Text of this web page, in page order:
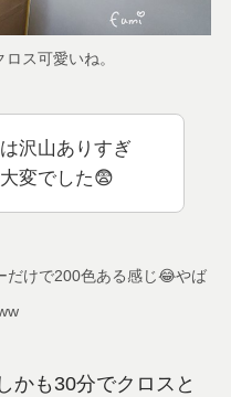
ス可愛いね。
沢山ありすぎ
変でした😨
だけで200色ある感じ😂やば
かも30分でクロスと